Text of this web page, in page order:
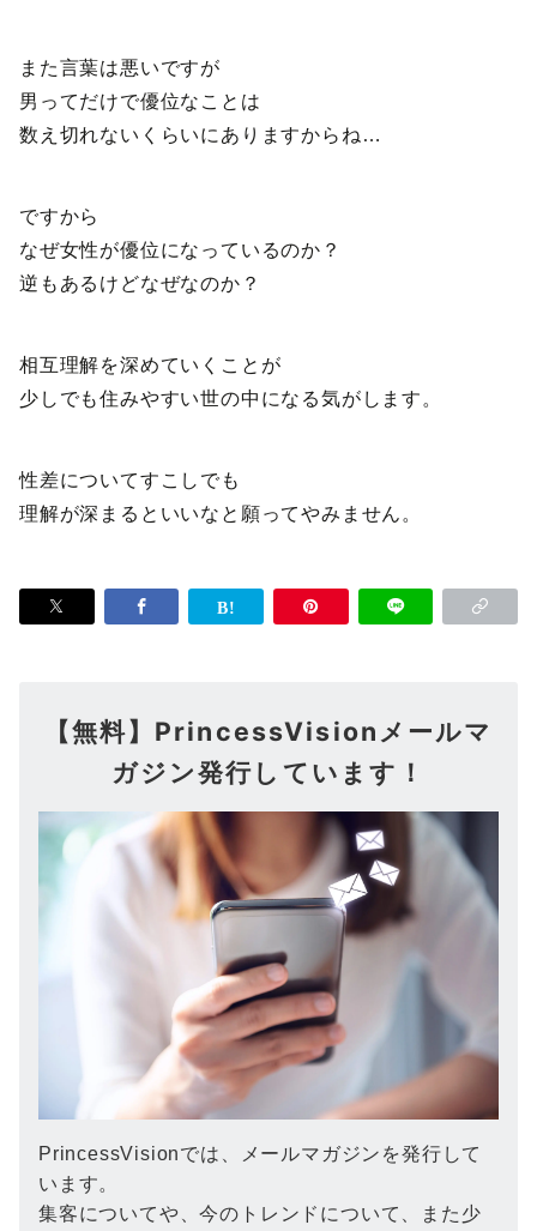
また言葉は悪いですが
男ってだけで優位なことは
数え切れないくらいにありますからね…
ですから
なぜ女性が優位になっているのか？
逆もあるけどなぜなのか？
相互理解を深めていくことが
少しでも住みやすい世の中になる気がします。
性差についてすこしでも
理解が深まるといいなと願ってやみません。
【無料】PrincessVisionメールマ
ガジン発行しています！
PrincessVisionでは、メールマガジンを発行して
います。
集客についてや、今のトレンドについて、また少